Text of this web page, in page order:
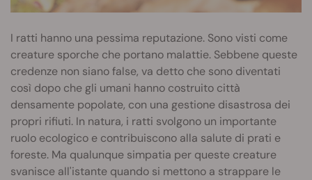
I ratti hanno una pessima reputazione. Sono visti come
creature sporche che portano malattie. Sebbene queste
credenze non siano false, va detto che sono diventati
così dopo che gli umani hanno costruito città
densamente popolate, con una gestione disastrosa dei
propri rifiuti. In natura, i ratti svolgono un importante
ruolo ecologico e contribuiscono alla salute di prati e
foreste. Ma qualunque simpatia per queste creature
svanisce all'istante quando si mettono a strappare le